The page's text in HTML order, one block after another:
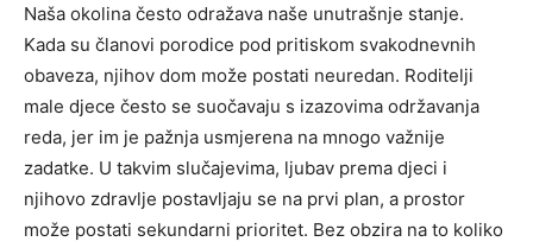
Naša okolina često odražava naše unutrašnje stanje.
Kada su članovi porodice pod pritiskom svakodnevnih
obaveza, njihov dom može postati neuredan. Roditelji
male djece često se suočavaju s izazovima održavanja
reda, jer im je pažnja usmjerena na mnogo važnije
zadatke. U takvim slučajevima, ljubav prema djeci i
njihovo zdravlje postavljaju se na prvi plan, a prostor
može postati sekundarni prioritet. Bez obzira na to koliko